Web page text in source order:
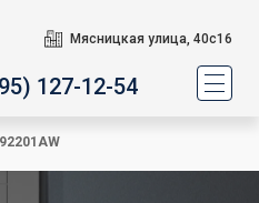
Мясницкая улица, 40с16
127-12-54